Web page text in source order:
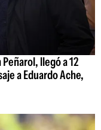
llegó a 12
a Eduardo Ache,